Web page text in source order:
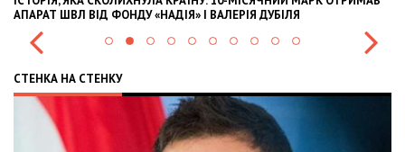
АПАРАТ ШВЛ ВІД ФОНДУ «НАДІЯ» І ВАЛЕРІЯ ДУБІЛЯ
СТЕНКА НА СТЕНКУ